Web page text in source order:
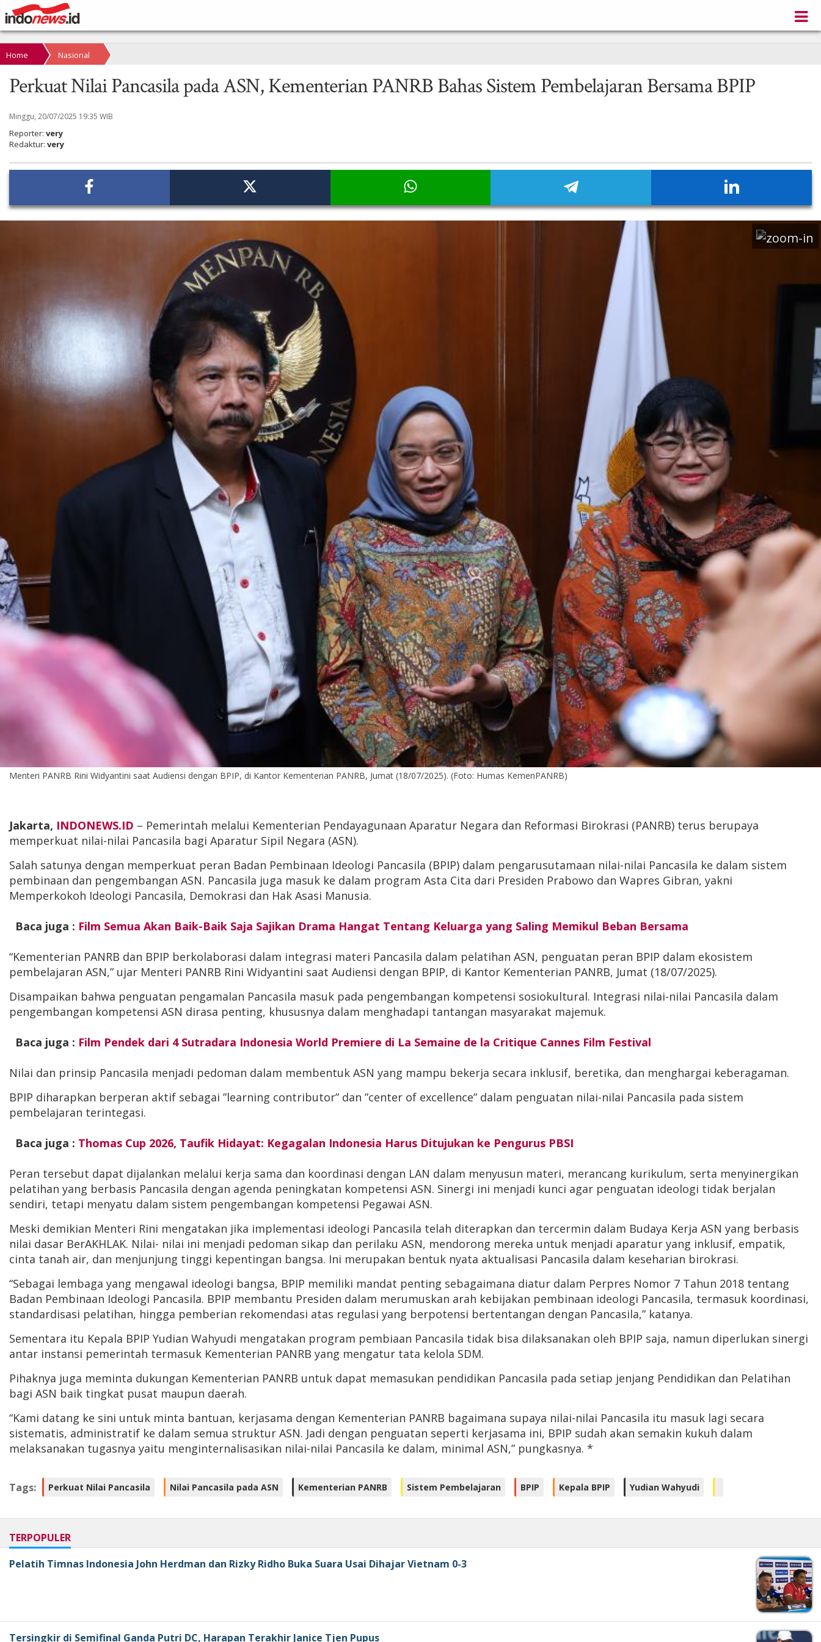
Home Nasional
Perkuat Nilai Pancasila pada ASN, Kementerian PANRB Bahas Sistem Pembelajaran Bersama BPIP
Minggu, 20/07/2025 19:35 WIB
Reporter: very
Redaktur: very
Menteri PANRB Rini Widyantini saat Audiensi dengan BPIP, di Kantor Kementerian PANRB, Jumat (18/07/2025). (Foto: Humas KemenPANRB)
Jakarta, INDONEWS.ID – Pemerintah melalui Kementerian Pendayagunaan Aparatur Negara dan Reformasi Birokrasi (PANRB) terus berupaya
memperkuat nilai-nilai Pancasila bagi Aparatur Sipil Negara (ASN).
Salah satunya dengan memperkuat peran Badan Pembinaan Ideologi Pancasila (BPIP) dalam pengarusutamaan nilai-nilai Pancasila ke dalam sistem
pembinaan dan pengembangan ASN. Pancasila juga masuk ke dalam program Asta Cita dari Presiden Prabowo dan Wapres Gibran, yakni
Memperkokoh Ideologi Pancasila, Demokrasi dan Hak Asasi Manusia.
Baca juga : Film Semua Akan Baik-Baik Saja Sajikan Drama Hangat Tentang Keluarga yang Saling Memikul Beban Bersama
“Kementerian PANRB dan BPIP berkolaborasi dalam integrasi materi Pancasila dalam pelatihan ASN, penguatan peran BPIP dalam ekosistem
pembelajaran ASN,” ujar Menteri PANRB Rini Widyantini saat Audiensi dengan BPIP, di Kantor Kementerian PANRB, Jumat (18/07/2025).
Disampaikan bahwa penguatan pengamalan Pancasila masuk pada pengembangan kompetensi sosiokultural. Integrasi nilai-nilai Pancasila dalam
pengembangan kompetensi ASN dirasa penting, khususnya dalam menghadapi tantangan masyarakat majemuk.
Baca juga : Film Pendek dari 4 Sutradara Indonesia World Premiere di La Semaine de la Critique Cannes Film Festival
Nilai dan prinsip Pancasila menjadi pedoman dalam membentuk ASN yang mampu bekerja secara inklusif, beretika, dan menghargai keberagaman.
BPIP diharapkan berperan aktif sebagai ”learning contributor” dan ”center of excellence” dalam penguatan nilai-nilai Pancasila pada sistem
pembelajaran terintegasi.
Baca juga : Thomas Cup 2026, Taufik Hidayat: Kegagalan Indonesia Harus Ditujukan ke Pengurus PBSI
Peran tersebut dapat dijalankan melalui kerja sama dan koordinasi dengan LAN dalam menyusun materi, merancang kurikulum, serta menyinergikan
pelatihan yang berbasis Pancasila dengan agenda peningkatan kompetensi ASN. Sinergi ini menjadi kunci agar penguatan ideologi tidak berjalan
sendiri, tetapi menyatu dalam sistem pengembangan kompetensi Pegawai ASN.
Meski demikian Menteri Rini mengatakan jika implementasi ideologi Pancasila telah diterapkan dan tercermin dalam Budaya Kerja ASN yang berbasis
nilai dasar BerAKHLAK. Nilai- nilai ini menjadi pedoman sikap dan perilaku ASN, mendorong mereka untuk menjadi aparatur yang inklusif, empatik,
cinta tanah air, dan menjunjung tinggi kepentingan bangsa. Ini merupakan bentuk nyata aktualisasi Pancasila dalam keseharian birokrasi.
“Sebagai lembaga yang mengawal ideologi bangsa, BPIP memiliki mandat penting sebagaimana diatur dalam Perpres Nomor 7 Tahun 2018 tentang
Badan Pembinaan Ideologi Pancasila. BPIP membantu Presiden dalam merumuskan arah kebijakan pembinaan ideologi Pancasila, termasuk koordinasi,
standardisasi pelatihan, hingga pemberian rekomendasi atas regulasi yang berpotensi bertentangan dengan Pancasila,” katanya.
Sementara itu Kepala BPIP Yudian Wahyudi mengatakan program pembiaan Pancasila tidak bisa dilaksanakan oleh BPIP saja, namun diperlukan sinergi
antar instansi pemerintah termasuk Kementerian PANRB yang mengatur tata kelola SDM.
Pihaknya juga meminta dukungan Kementerian PANRB untuk dapat memasukan pendidikan Pancasila pada setiap jenjang Pendidikan dan Pelatihan
bagi ASN baik tingkat pusat maupun daerah.
“Kami datang ke sini untuk minta bantuan, kerjasama dengan Kementerian PANRB bagaimana supaya nilai-nilai Pancasila itu masuk lagi secara
sistematis, administratif ke dalam semua struktur ASN. Jadi dengan penguatan seperti kerjasama ini, BPIP sudah akan semakin kukuh dalam
melaksanakan tugasnya yaitu menginternalisasikan nilai-nilai Pancasila ke dalam, minimal ASN,” pungkasnya. *
Tags: Perkuat Nilai Pancasila Nilai Pancasila pada ASN Kementerian PANRB Sistem Pembelajaran BPIP Kepala BPIP Yudian Wahyudi
TERPOPULER
Pelatih Timnas Indonesia John Herdman dan Rizky Ridho Buka Suara Usai Dihajar Vietnam 0-3
Tersingkir di Semifinal Ganda Putri DC, Harapan Terakhir Janice Tjen Pupus